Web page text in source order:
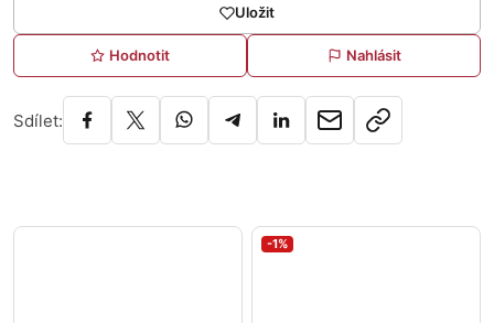
Uložit
Hodnotit Nahlásit
Sdílet:
-1%